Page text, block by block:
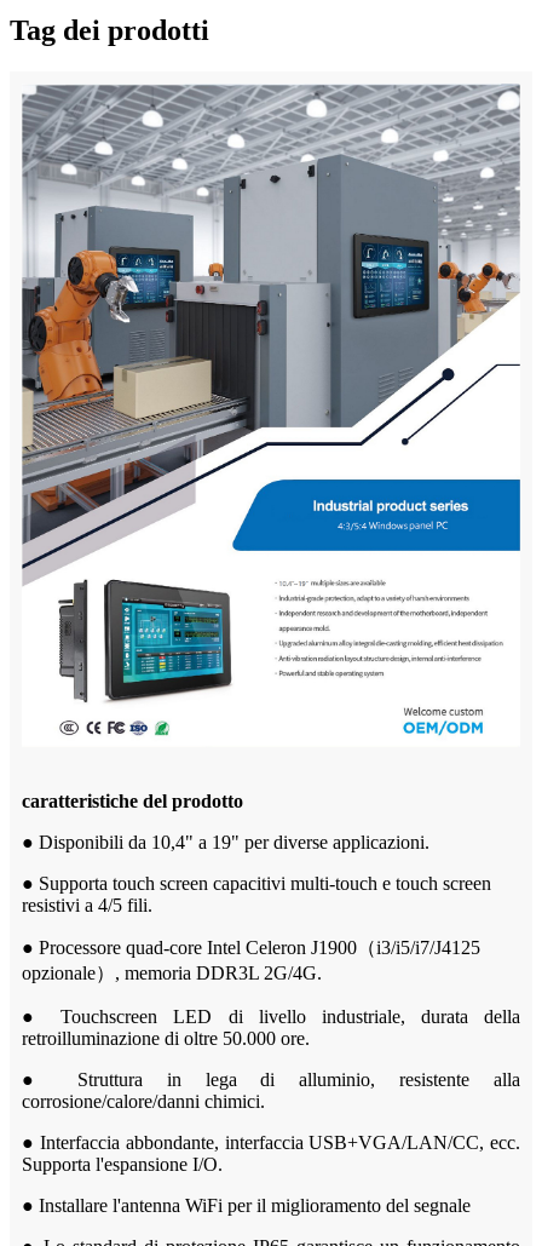
Tag dei prodotti
caratteristiche del prodotto
● Disponibili da 10,4" a 19" per diverse applicazioni.
● Supporta touch screen capacitivi multi-touch e touch screen
resistivi a 4/5 fili.
● Processore quad-core Intel Celeron J1900（i3/i5/i7/J4125
opzionale）, memoria DDR3L 2G/4G.
● Touchscreen LED di livello industriale, durata della
retroilluminazione di oltre 50.000 ore.
● Struttura in lega di alluminio, resistente alla
corrosione/calore/danni chimici.
● Interfaccia abbondante, interfaccia USB+VGA/LAN/CC, ecc.
Supporta l'espansione I/O.
● Installare l'antenna WiFi per il miglioramento del segnale